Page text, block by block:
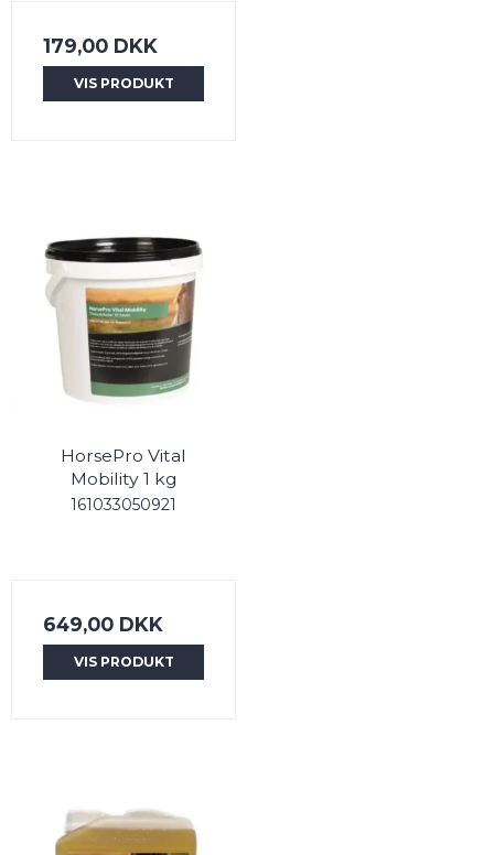
179,00 DKK
VIS PRODUKT
HorsePro Vital
Mobility 1 kg
161033050921
649,00 DKK
VIS PRODUKT